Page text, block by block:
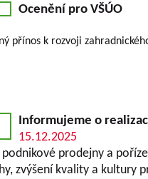
Ocenění pro VŠÚO
přínos k rozvoji
Informujeme o
15.12.2025
prodejny a
zvýšení kvality a kultury